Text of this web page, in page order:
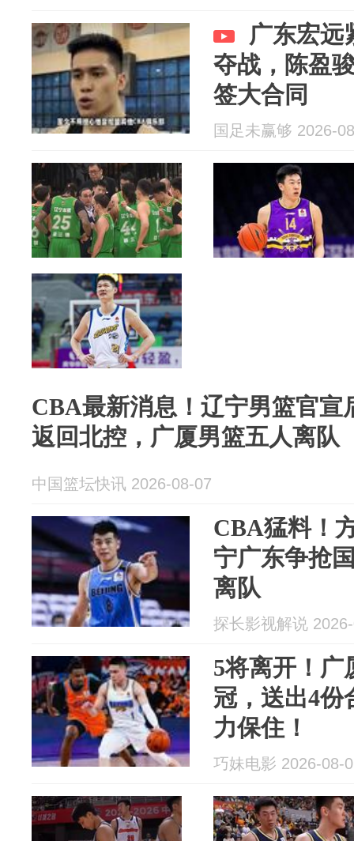
广东宏远
夺战，陈盈
签大合同
国足未赢够 2026-
CBA最新消息！辽宁男篮官宣
返回北控，广厦男篮五人离队
中国篮坛快讯 2026-08-07
CBA猛料！
宁广东争抢
离队
探长影视解说
5将离开！广
冠，送出4份
力保住！
巧妹电影 2026-08-